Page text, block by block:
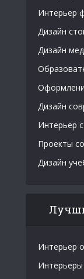
Интерьер
Дизайн
Дизайн
Дизайн
Интерьер
Проекты
Дизайн
Интерьер